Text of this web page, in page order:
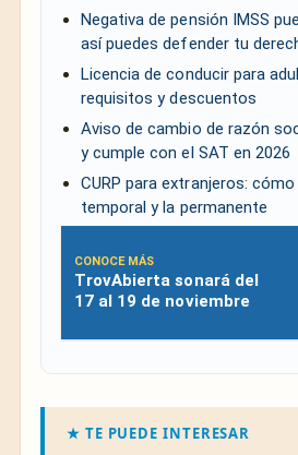
Negativa de pensión IMSS
así puedes defender tu
Licencia de conducir para
requisitos y descuentos
Aviso de cambio de razón
y cumple con el SAT en 2026
CURP para extranjeros:
temporal y la permanente
CONOCE MÁS
TrovAbierta sonará del
17 al 19 de noviembre
★ TE PUEDE INTERESAR